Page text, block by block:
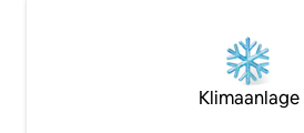
Klimaanlage